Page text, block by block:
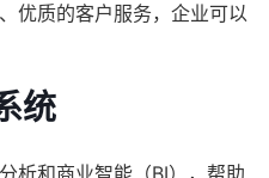
优质的客户服务，企业可以
统